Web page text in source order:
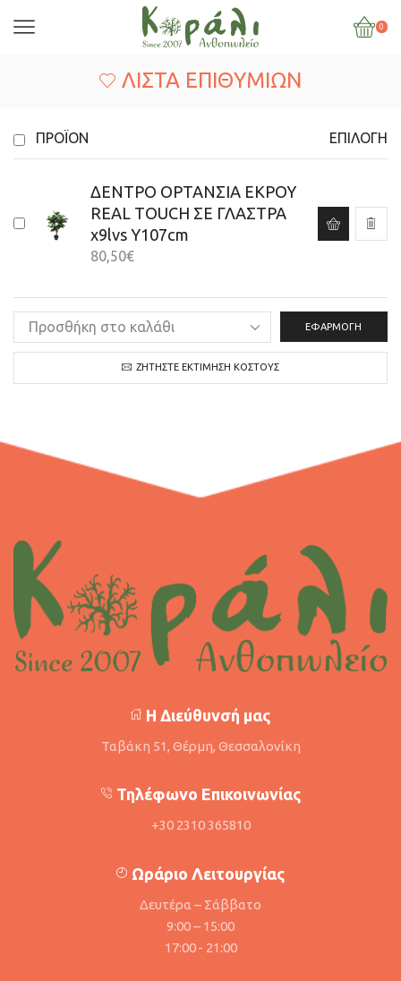
0
ΛΊΣΤΑ ΕΠΙΘΥΜΙΏΝ
ΠΡΟΪΌΝ ΕΠΙΛΟΓΉ
ΔΕΝΤΡΟ ΟΡΤΑΝΣΙΑ ΕΚΡΟΥ
REAL TOUCH ΣΕ ΓΛΑΣΤΡΑ
x9lvs Y107cm
80,50€
ΕΦΑΡΜΟΓΉ
ΖΗΤΉΣΤΕ ΕΚΤΊΜΗΣΗ ΚΌΣΤΟΥΣ
Η Διεύθυνσή μας
Ταβάκη 51, Θέρμη, Θεσσαλονίκη
Τηλέφωνο Επικοινωνίας
+30 2310 365810
Ωράριο Λειτουργίας
Δευτέρα – Σάββατο
9:00 – 15:00
17:00 - 21:00